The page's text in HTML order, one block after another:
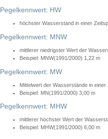
Pegelkennwert: HW
höchster Wasserstand in einer
Pegelkennwert: MNW
mittlerer niedrigster Wert der
Beispiel: MNW(1991/2000) 1,22 m
Pegelkennwert: MW
Mittelwert der Wasserstände in einer
Beispiel: MN(1991/2000) 3,00 m
Pegelkennwert: MHW
mittlerer höchster Wert der
Beispiel: MHW(1991/2000) 6,00 m